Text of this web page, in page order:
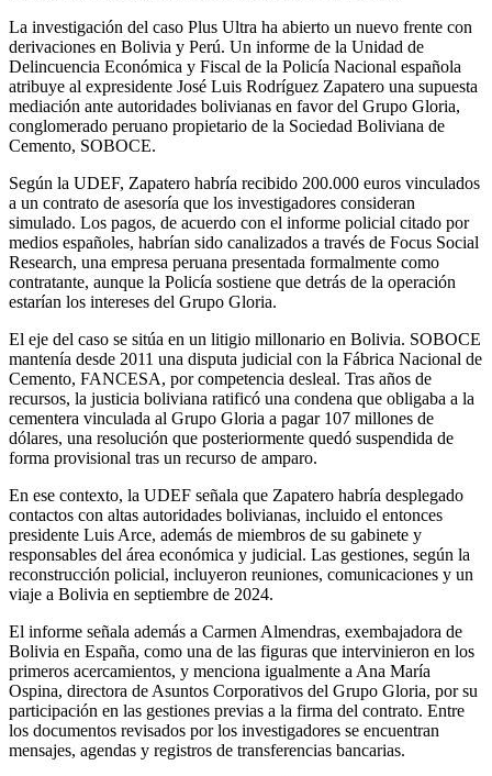
La investigación del caso Plus Ultra ha abierto un nuevo frente con
derivaciones en Bolivia y Perú. Un informe de la Unidad de
Delincuencia Económica y Fiscal de la Policía Nacional española
atribuye al expresidente José Luis Rodríguez Zapatero una supuesta
mediación ante autoridades bolivianas en favor del Grupo Gloria,
conglomerado peruano propietario de la Sociedad Boliviana de
Cemento, SOBOCE.
Según la UDEF, Zapatero habría recibido 200.000 euros vinculados
a un contrato de asesoría que los investigadores consideran
simulado. Los pagos, de acuerdo con el informe policial citado por
medios españoles, habrían sido canalizados a través de Focus Social
Research, una empresa peruana presentada formalmente como
contratante, aunque la Policía sostiene que detrás de la operación
estarían los intereses del Grupo Gloria.
El eje del caso se sitúa en un litigio millonario en Bolivia. SOBOCE
mantenía desde 2011 una disputa judicial con la Fábrica Nacional de
Cemento, FANCESA, por competencia desleal. Tras años de
recursos, la justicia boliviana ratificó una condena que obligaba a la
cementera vinculada al Grupo Gloria a pagar 107 millones de
dólares, una resolución que posteriormente quedó suspendida de
forma provisional tras un recurso de amparo.
En ese contexto, la UDEF señala que Zapatero habría desplegado
contactos con altas autoridades bolivianas, incluido el entonces
presidente Luis Arce, además de miembros de su gabinete y
responsables del área económica y judicial. Las gestiones, según la
reconstrucción policial, incluyeron reuniones, comunicaciones y un
viaje a Bolivia en septiembre de 2024.
El informe señala además a Carmen Almendras, exembajadora de
Bolivia en España, como una de las figuras que intervinieron en los
primeros acercamientos, y menciona igualmente a Ana María
Ospina, directora de Asuntos Corporativos del Grupo Gloria, por su
participación en las gestiones previas a la firma del contrato. Entre
los documentos revisados por los investigadores se encuentran
mensajes, agendas y registros de transferencias bancarias.